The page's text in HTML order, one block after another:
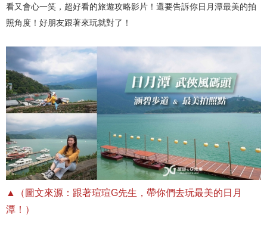
看又會心一笑，超好看的旅遊攻略影片！還要告訴你日月潭最美的拍
照角度！好朋友跟著來玩就對了！
▲（圖文來源：跟著瑄瑄G先生，帶你們去玩最美的日月
潭！）